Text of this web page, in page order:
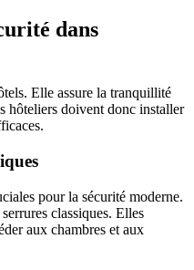
dans
Elle assure la tranquillité
hôteliers doivent donc installer
pour la sécurité moderne.
classiques. Elles
aux chambres et aux